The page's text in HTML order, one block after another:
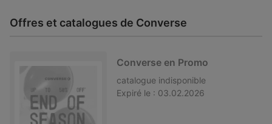
Offres et catalogues de Converse
Converse en Promo
catalogue indisponible
Expiré le : 03.02.2026